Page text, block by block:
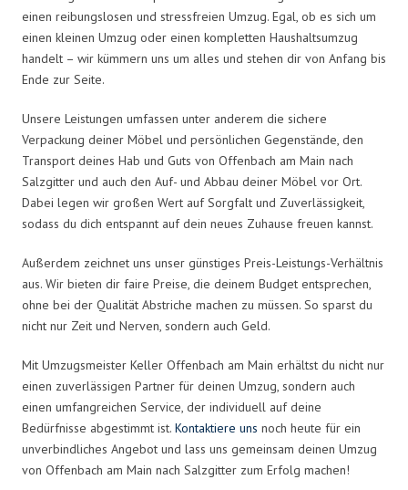
einen reibungslosen und stressfreien Umzug. Egal, ob es sich um
einen kleinen Umzug oder einen kompletten Haushaltsumzug
handelt – wir kümmern uns um alles und stehen dir von Anfang bis
Ende zur Seite.
Unsere Leistungen umfassen unter anderem die sichere
Verpackung deiner Möbel und persönlichen Gegenstände, den
Transport deines Hab und Guts von Offenbach am Main nach
Salzgitter und auch den Auf- und Abbau deiner Möbel vor Ort.
Dabei legen wir großen Wert auf Sorgfalt und Zuverlässigkeit,
sodass du dich entspannt auf dein neues Zuhause freuen kannst.
Außerdem zeichnet uns unser günstiges Preis-Leistungs-Verhältnis
aus. Wir bieten dir faire Preise, die deinem Budget entsprechen,
ohne bei der Qualität Abstriche machen zu müssen. So sparst du
nicht nur Zeit und Nerven, sondern auch Geld.
Mit Umzugsmeister Keller Offenbach am Main erhältst du nicht nur
einen zuverlässigen Partner für deinen Umzug, sondern auch
einen umfangreichen Service, der individuell auf deine
Bedürfnisse abgestimmt ist. Kontaktiere uns noch heute für ein
unverbindliches Angebot und lass uns gemeinsam deinen Umzug
von Offenbach am Main nach Salzgitter zum Erfolg machen!